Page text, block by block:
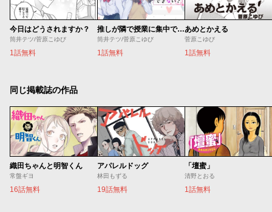
今日はどうされますか？
筒井テツ/菅原こゆび
1話無料
推しが隣で授業に集中できない！
筒井テツ/菅原こゆび
1話無料
あめとかえる
菅原こゆび
1話無料
同じ掲載誌の作品
織田ちゃんと明智くん
常盤ギヨ
16話無料
アパレルドッグ
林田もずる
19話無料
「壇蜜」
清野とおる
1話無料